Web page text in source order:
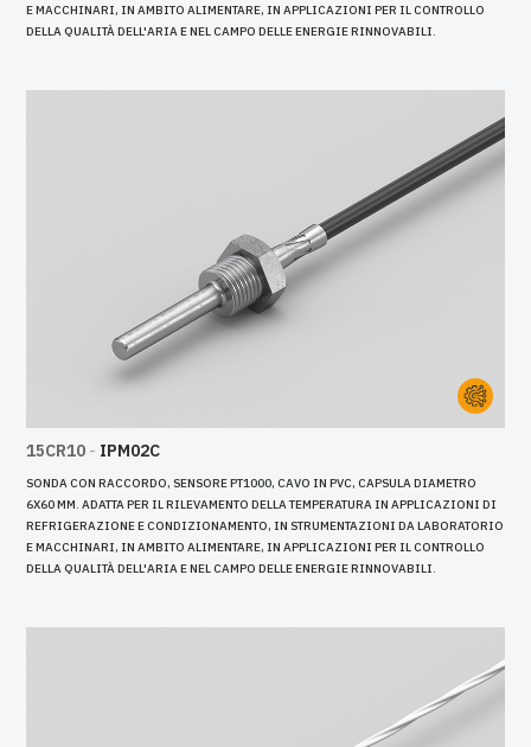
E MACCHINARI, IN AMBITO ALIMENTARE, IN APPLICAZIONI PER IL CONTROLLO
DELLA QUALITÀ DELL'ARIA E NEL CAMPO DELLE ENERGIE RINNOVABILI.
15CR10 - IPM02C
SONDA CON RACCORDO, SENSORE PT1000, CAVO IN PVC, CAPSULA DIAMETRO
6X60 MM. ADATTA PER IL RILEVAMENTO DELLA TEMPERATURA IN APPLICAZIONI DI
REFRIGERAZIONE E CONDIZIONAMENTO, IN STRUMENTAZIONI DA LABORATORIO
E MACCHINARI, IN AMBITO ALIMENTARE, IN APPLICAZIONI PER IL CONTROLLO
DELLA QUALITÀ DELL'ARIA E NEL CAMPO DELLE ENERGIE RINNOVABILI.